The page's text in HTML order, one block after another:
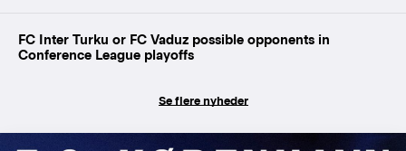
FC Inter Turku or FC Vaduz possible opponents in
Conference League playoffs
Se flere nyheder